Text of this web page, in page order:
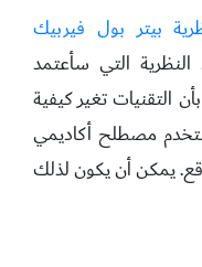
بيتر بول فيربيك
التي سأعتمد
التقنيات تغير كيفية
مصطلح أكاديمي
يمكن أن يكون لذلك